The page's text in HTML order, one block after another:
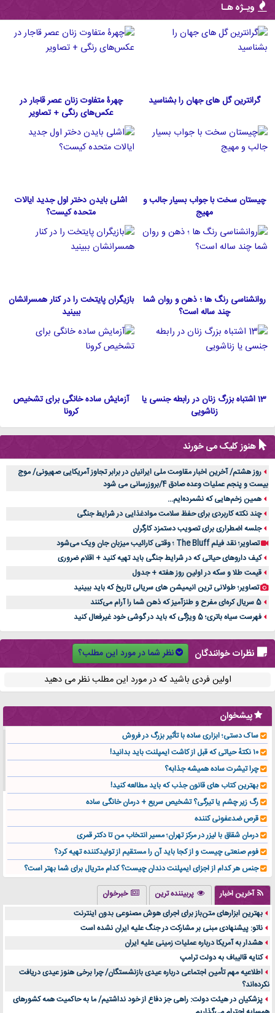
ویـژه هـا
گرانترین گل های جهان را بشناسید
چهرۀ متفاوت زنان عصر قاجار در
عکس‌های رنگی + تصاویر
چیستان سخت با جواب بسیار جالب و
مهیج
اشلی بایدن دختر اول جدید ایالات
متحده كيست؟
روانشناسی رنگ ها ؛ ذهن و روان شما
چند ساله است؟
بازیگران پایتخت را در کنار همسرانشان
ببینید
13 اشتباه بزرگ زنان در رابطه جنسی یا
زناشویی
آزمایش ساده خانگی برای تشخیص
کرونا
هنوز کلیک می خورند
روز هشتم/ آخرین اخبار مقاومت ملی ایرانیان در برابر تجاوز آمریکایی صهیونی/ موج
بیست و پنجم عملیات وعده صادق 4/بروزرسانی می شود
همین زخم‌هایی که نشمرده‌ایم...
چند نکته کاربردی برای حفظ سلامت موادغذایی در شرایط جنگی
جلسه اضطراری برای تصویب دستمزد کارگران
تصاویر؛ نقد فیلم The Bluff ؛ وقتی کارائیب میزبان جان ویک می‌شود
کیف داروهای حیاتی که در شرایط جنگی باید تهیه کنید + اقلام ضروری
قیمت طلا و سکه در اولین روز هفته + جدول
تصاویر؛ طولانی ترین انیمیشن های سریالی تاریخ که باید ببینید
5 سریال کره‌ای مفرح و طنزآمیز که ذهن شما را آرام می‌کنند
فهرست سیاه باتری؛ 5 ویژگی که باید در گوشی خود غیرفعال کنید
نظرات خوانندگان
نظر شما در مورد این مطلب؟
اولین فردی باشید که در مورد این مطلب نظر می دهید
پیشخوان
ساک دستی؛ ابزاری ساده با تأثیر بزرگ در فروش
۱۰ نکتهٔ حیاتی که قبل از کاشت ایمپلنت باید بدانید!
چرا تیشرت ساده همیشه جذابه؟
بهترین کتاب های قانون جذب که باید مطالعه کنید!
رگ زیر چشم یا تیرگی؟ تشخیص سریع + درمان خانگی ساده
قرص ضدعفونی کننده
درمان شقاق با لیزر در مرکز تهران؛ مسیر انتخاب من تا دکتر قمری
فوم صنعتی چیست و از کجا باید آن را مستقیم از تولیدکننده تهیه کرد؟
جنس هر کدام از اجزای ایمپلنت دندان چیست؟ کدام متریال برای شما بهتر است؟
تولید لیوان کاغذی یک کسب‌ و کار پر سود و رو‌ به‌ رشد در بازار ایران
درد زانو بعد از تمرین با تردمیل؟ شاید مشکل از این انتخاب باشد
آینده موسیقی هم‌اکنون در اینجاست
بهترین راه تبلیغات کلینیک زیبایی و افزایش مشتری کدام است؟
مقایسه قالب آسترا با وودمارت و فلت‌سام (فارسی)
خرید سمعک کارکرده یا دست دوم | نکات مهم قبل از تصمیم‌گیری
خرید و فروش قطعات سرور دست دوم در ماهان شبکه ایرانیان
اهمیت انتخاب بهترین وکیل در سعادت آباد برای پرونده‌های حساس و کلان
آخرین اخبار پربیننده ترین
خبرخوان
بهترین ابزارهای متن‌باز برای اجرای هوش مصنوعی بدون اینترنت
ناتو: پیشنهادی مبنی بر مشارکت در جنگ علیه ایران نشده است
هشدار به آمریکا درباره عملیات زمینی علیه ایران
کنایه قالیباف به دولت ترامپ
اطلاعیه مهم تأمین اجتماعی درباره عیدی بازنشستگان/ چرا برخی هنوز عیدی دریافت
نکرده‌اند؟
پزشکیان در هیئت دولت: راهی جز دفاع از خود نداشتیم/ ما به حاکمیت همه کشورهای